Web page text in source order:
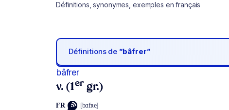
Définitions, synonymes, exemples en français
Définitions de “bâfrer“
bâfrer
v. (1er gr.)
FR [bɑfʀe]